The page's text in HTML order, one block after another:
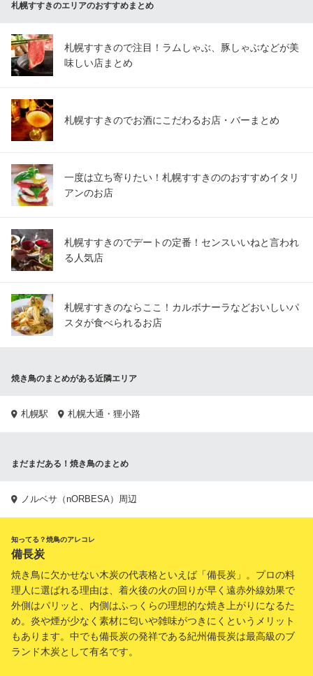
札幌すすきのエリアのおすすめまとめ
札幌すすきので注目！ラムしゃぶ、豚しゃぶなどが美
味しい店まとめ
札幌すすきのでお酒にこだわるお店・バーまとめ
一度は立ち寄りたい！札幌すすきののおすすめイタリ
アンのお店
札幌すすきのでデートの定番！センスいいねと言われ
る人気店
札幌すすきのならここ！カルボナーラなどおいしいパ
スタが食べられるお店
焼き鳥のまとめがある近隣エリア
札幌駅 札幌大通・狸小路
まだまだある！焼き鳥のまとめ
ノルベサ（nORBESA）周辺
知ってる？焼鳥のアレコレ
備長炭
焼き鳥に欠かせない木炭の代表格といえば「備長炭」。プロの料
理人に選ばれる理由は、着火後の火の回りが早く遠赤外線効果で
外側はパリッと、内側はふっくらの理想的な焼き上がりになるた
め。炎や煙が少なく素材に匂いや雑味がつきにくというメリット
もあります。中でも備長炭の発祥である紀州備長炭は最高級のブ
ランド木炭として有名です。